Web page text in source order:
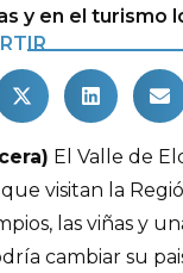
y en el turismo
El Valle de
visitan la
las viñas y
cambiar su